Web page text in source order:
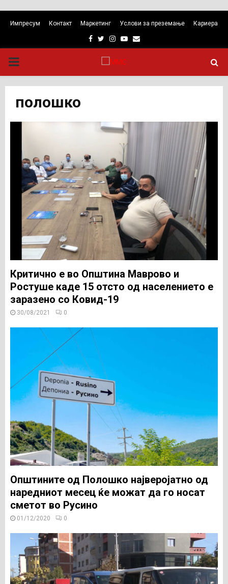
Импресум Контакт Маркетинг Услови за преземање Кариера
Facebook
TwitterInstagram
Youtube
Email
PRIMARY
MENU
полошко
Критично е во Општина Маврово и
Ростуше каде 15 oтсто од населението е
заразено со Ковид-19
30/08/2021 0
Општините од Полошко најверојатно од
наредниот месец ќе можат да го носат
сметот во Русино
01/12/2020 0